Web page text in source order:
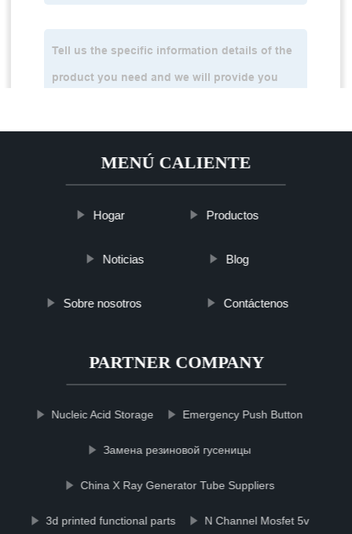
MENÚ CALIENTE
Hogar Productos
Noticias Blog
Sobre nosotros Contáctenos
PARTNER COMPANY
Nucleic Acid Storage Emergency Push Button
Замена резиновой гусеницы
China X Ray Generator Tube Suppliers
3d printed functional parts N Channel Mosfet 5v